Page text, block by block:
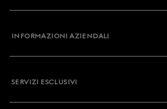
INFORMAZIONI AZIENDALI
SERVIZI ESCLUSIVI